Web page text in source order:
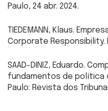
Paulo, 24 abr. 2024.
TIEDEMANN, Klaus.
Corporate Responsibility.
SAAD-DINIZ, Eduardo.
fundamentos de política
Paulo: Revista dos